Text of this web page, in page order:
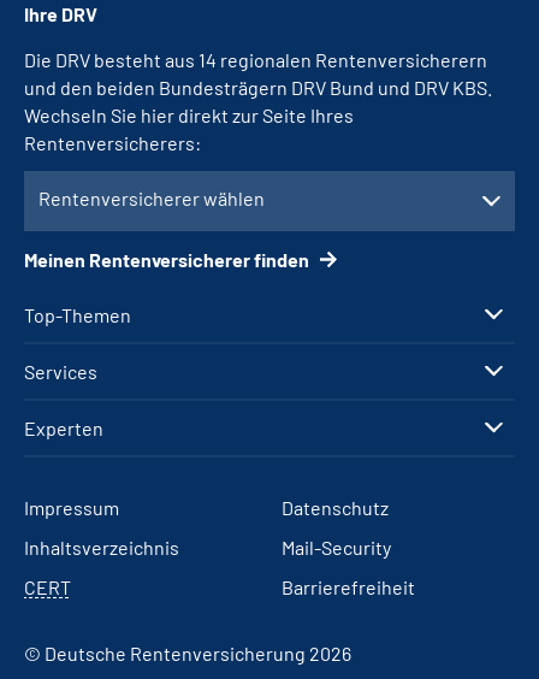
Top-Themen
Services
Experten
Ihre DRV
Die DRV besteht aus 14 regionalen Rentenversicherern
und den beiden Bundesträgern DRV Bund und DRV KBS.
Wechseln Sie hier direkt zur Seite Ihres
Rentenversicherers:
Rentenversicherer wählen
Meinen Rentenversicherer finden
Impressum
Datenschutz
Inhaltsverzeichnis
Mail-Security
CERT
Barrierefreiheit
© Deutsche Rentenversicherung 2026